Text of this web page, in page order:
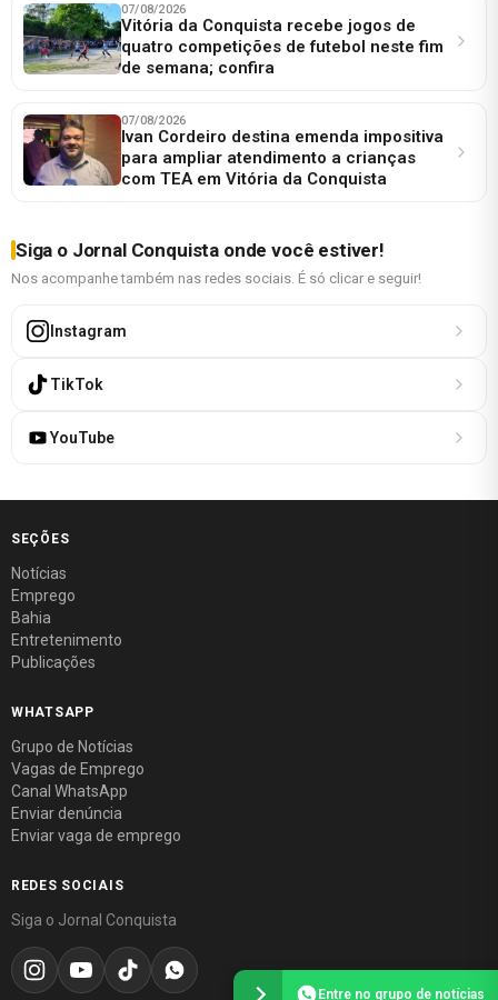
07/08/2026
Vitória da Conquista recebe jogos de
quatro competições de futebol neste fim
de semana; confira
07/08/2026
Ivan Cordeiro destina emenda impositiva
para ampliar atendimento a crianças
com TEA em Vitória da Conquista
Siga o Jornal Conquista onde você estiver!
Nos acompanhe também nas redes sociais. É só clicar e seguir!
Instagram
TikTok
YouTube
SEÇÕES
Notícias
Emprego
Bahia
Entretenimento
Publicações
WHATSAPP
Grupo de Notícias
Vagas de Emprego
Canal WhatsApp
Enviar denúncia
Enviar vaga de emprego
REDES SOCIAIS
Siga o Jornal Conquista
Entre no grupo de notícias